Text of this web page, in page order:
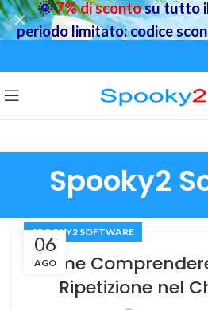
Spooky2
06
AGO
SPOOKY2 SOFTWARE
Come
Ripetizione nel
🌞7% di scontosu tutto il
periodo limitato: codice